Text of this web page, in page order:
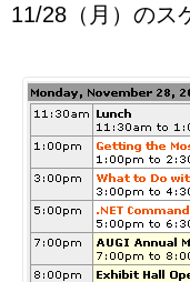
11/28（月）のス